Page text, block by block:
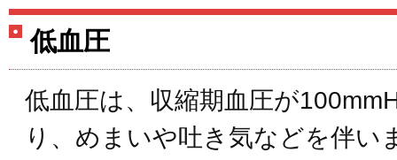
低血圧
低血圧は、収縮期血圧が
り、めまいや吐き気などを伴い